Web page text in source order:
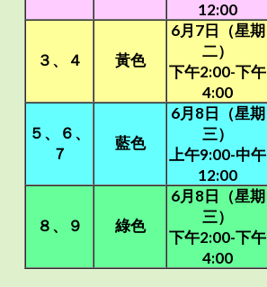
12:00
３、４ 黃色
6月7日 （星期
二）
下午2:00-下午
4:00
５、６、
７
藍色
6月8日 （星期
三）
上午9:00-中午
12:00
８、９ 綠色
6月8日 （星期
三）
下午2:00-下午
4:00